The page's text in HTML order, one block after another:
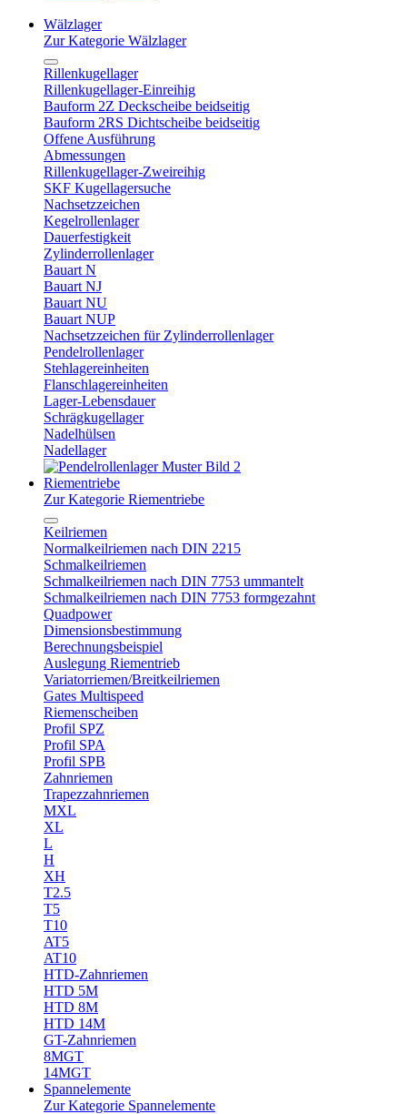
Wälzlager
Zur Kategorie Wälzlager
Rillenkugellager
Rillenkugellager-Einreihig
Bauform 2Z Deckscheibe beidseitig
Bauform 2RS Dichtscheibe beidseitig
Offene Ausführung
Abmessungen
Rillenkugellager-Zweireihig
SKF Kugellagersuche
Nachsetzzeichen
Kegelrollenlager
Dauerfestigkeit
Zylinderrollenlager
Bauart N
Bauart NJ
Bauart NU
Bauart NUP
Nachsetzzeichen für Zylinderrollenlager
Pendelrollenlager
Stehlagereinheiten
Flanschlagereinheiten
Lager-Lebensdauer
Schrägkugellager
Nadelhülsen
Nadellager
Riementriebe
Zur Kategorie Riementriebe
Keilriemen
Normalkeilriemen nach DIN 2215
Schmalkeilriemen
Schmalkeilriemen nach DIN 7753 ummantelt
Schmalkeilriemen nach DIN 7753 formgezahnt
Quadpower
Dimensionsbestimmung
Berechnungsbeispiel
Auslegung Riementrieb
Variatorriemen/Breitkeilriemen
Gates Multispeed
Riemenscheiben
Profil SPZ
Profil SPA
Profil SPB
Zahnriemen
Trapezzahnriemen
MXL
XL
L
H
XH
T2.5
T5
T10
AT5
AT10
HTD-Zahnriemen
HTD 5M
HTD 8M
HTD 14M
GT-Zahnriemen
8MGT
14MGT
Spannelemente
Zur Kategorie Spannelemente